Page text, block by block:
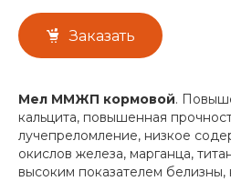
Заказать
Мел ММЖП кормовой.
кальцита, повышенная
лучепреломление, низкое
окислов железа, марганца,
высоким показателем